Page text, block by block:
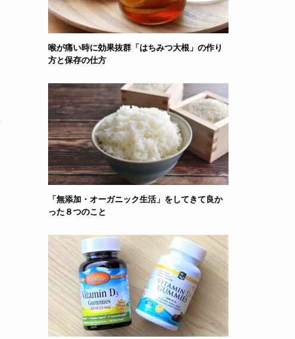
喉が痛い時に効果抜群「はちみつ大根」の作り
方と保存の仕方
「無添加・オーガニック生活」をしてきて良か
った８つのこと